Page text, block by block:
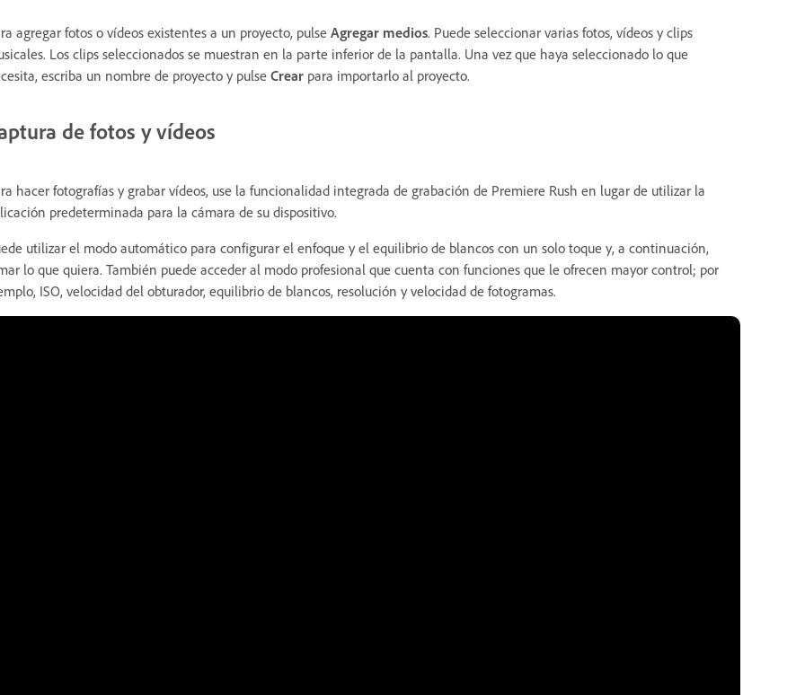
agregar fotos o vídeos existentes a un proyecto, pulse Agregar medios. Puede seleccionar varias fotos, vídeos y clips
Los clips seleccionados se muestran en la parte inferior de la pantalla. Una vez que haya seleccionado lo que
escriba un nombre de proyecto y pulse Crear para importarlo al proyecto.
de fotos y vídeos
hacer fotografías y grabar vídeos, use la funcionalidad integrada de grabación de Premiere Rush en lugar de utilizar la
predeterminada para la cámara de su dispositivo.
utilizar el modo automático para configurar el enfoque y el equilibrio de blancos con un solo toque y, a continuación,
lo que quiera. También puede acceder al modo profesional que cuenta con funciones que le ofrecen mayor control; por
ISO, velocidad del obturador, equilibrio de blancos, resolución y velocidad de fotogramas.